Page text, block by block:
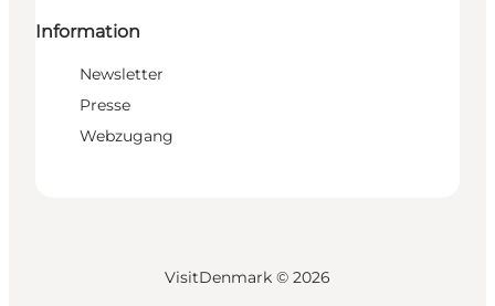
Information
Newsletter
Presse
Webzugang
VisitDenmark © 2026